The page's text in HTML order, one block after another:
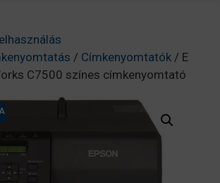
/ Címkenyomtatók / E
C7500 színes címkenyomtató